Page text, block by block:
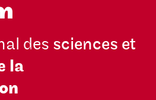
des sciences et
la